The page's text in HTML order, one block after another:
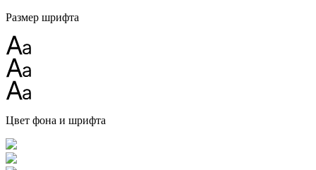
Размер шрифта
Цвет фона и шрифта